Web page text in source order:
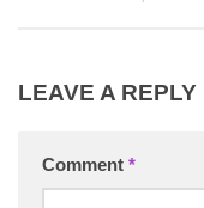
LEAVE A REPLY
Comment *